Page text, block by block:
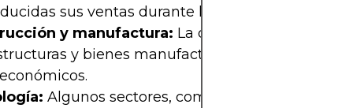
sus ventas durante las recesiones.
y manufactura: La demanda de nuevas
y bienes manufacturados tiende a
Algunos sectores, como la electrónica de